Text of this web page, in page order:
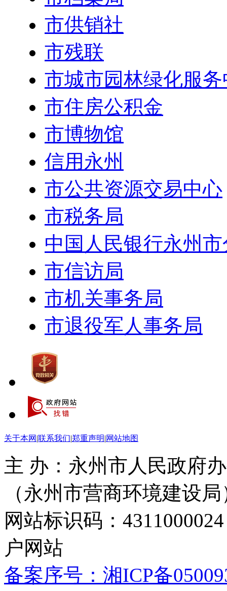
市供销社
市残联
市城市园林绿化服
市住房公积金
市博物馆
信用永州
市公共资源交易中心
市税务局
中国人民银行永州
市信访局
市机关事务局
市退役军人事务局
关于本网 |联系我们|郑重声明|网站地图
主 办：永州市人民政府
（永州市营商环境建设局
网站标识码：
户网站
备案序号：湘ICP备